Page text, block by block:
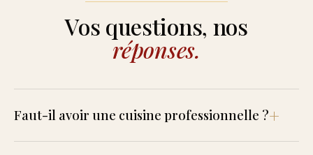
Vos questions, nos
réponses.
Faut-il avoir une cuisine professionnelle ?